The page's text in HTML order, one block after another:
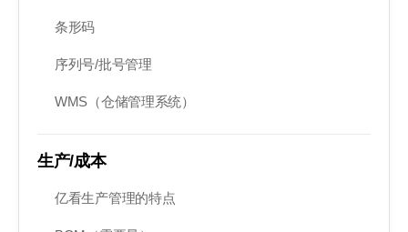
条形码
序列号/批号管理
WMS（仓储管理系统）
生产/成本
亿看生产管理的特点